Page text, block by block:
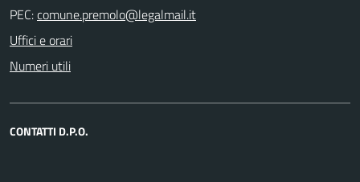
PEC:
Uffici e orari
Numeri utili
CONTATTI D.P.O.